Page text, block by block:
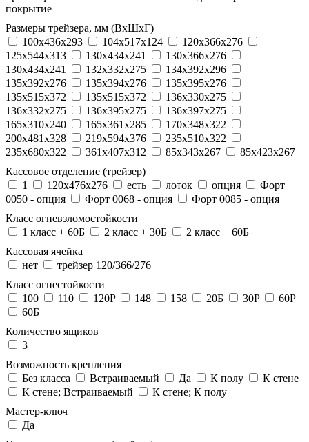
покрытие
Размеры трейзера, мм (ВхШхГ)
100x436x293
104х517х124
120x366x276
125x544x313
130x434x241
130х366х276
130х434х241
132x332x275
134x392x296
135x392x276
135x394x276
135x395x276
135x515x372
135х515х372
136x330x275
136x332x275
136x395x275
136x397x275
165x310x240
165x361x285
170x348x322
200x481x328
219x594x376
235x510x322
235x680x322
361x407x312 85x343x267
85x423x267
Кассовое отделение (трейзер)
1
120х476х276 есть лоток опция
Форт
0050 - опция
Форт 0068 - опция
Форт 0085 - опция
Класс огневзломостойкости
1 класс + 60Б
2 класс + 30Б
2 класс + 60Б
Кассовая ячейка
нет
трейзер 120/366/276
Класс огнестойкости
100
110 120P 148 158 20Б 30P
60P
60Б
Количество ящиков
3
Возможность крепления
Без класса
Встраиваемый Да К полу
К стене
К стене; Встраиваемый
К стене; К полу
Мастер-ключ
Да